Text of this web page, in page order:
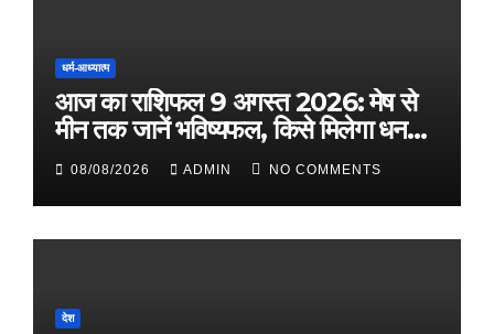
धर्म-आध्यात्म
आज का राशिफल 9 अगस्त 2026: मेष से
मीन तक जानें भविष्यफल, किसे मिलेगा धन
लाभ
08/08/2026 ADMIN NO COMMENTS
देश